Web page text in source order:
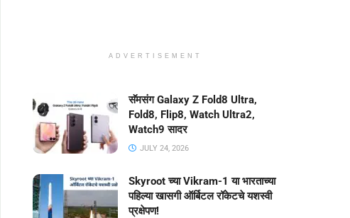
ADVERTISEMENT
सॅमसंग Galaxy Z Fold8 Ultra,
Fold8, Flip8, Watch Ultra2,
Watch9 सादर
JULY 24, 2026
Skyroot च्या Vikram-1 या भारताच्या
पहिल्या खासगी ऑर्बिटल रॉकेटचे यशस्वी
प्रक्षेपण!